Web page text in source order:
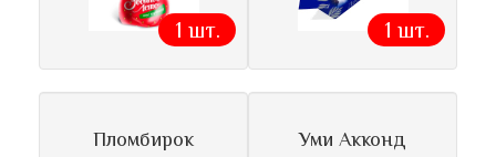
1 шт. 1 шт.
Пломбирок
Уми Акконд